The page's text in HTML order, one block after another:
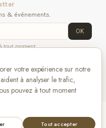
panier
& événements.
OK
tout moment.
nous
Pay
votre expérience sur notre
à analyser le trafic,
pouvez à tout moment
Tout accepter